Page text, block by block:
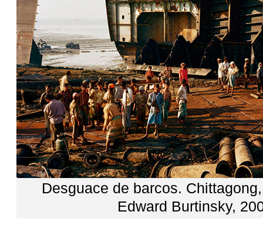
Desguace de barcos. Chittagong
Edward Burtinsky,